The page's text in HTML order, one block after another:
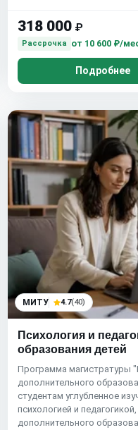
318 000 ₽
Рассрочка от 10 600 ₽/
Подробнее
МИТУ 4.7(40)
Психология и
образования детей
Программа магистратуры
дополнительного
студентам углубленное
психологией и
дополнительного